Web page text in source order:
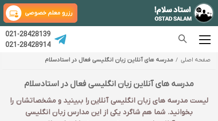
رزرو معلم خصوصی
021-28428139
021-28428914
صفحه اصلی مدرسه های آنلاین زبان انگلیسی فعال در استادسلام
مدرسه های آنلاین زبان انگلیسی فعال در استادسلام
لیست مدرسه های زبان انگلیسی آنلاین را ببینید و مشخصاتشان را
بخوانید. شما هم شاگرد یکی از این مدارس زبان انگلیسی